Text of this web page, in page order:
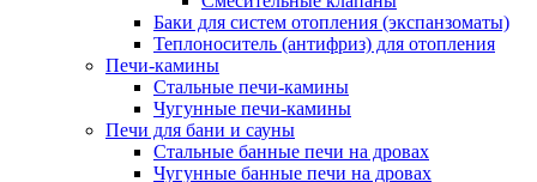
Баки для систем отопления (экспанзоматы)
Теплоноситель (антифриз) для отопления
Печи-камины
Стальные печи-камины
Чугунные печи-камины
Печи для бани и сауны
Стальные банные печи на дровах
Чугунные банные печи на дровах